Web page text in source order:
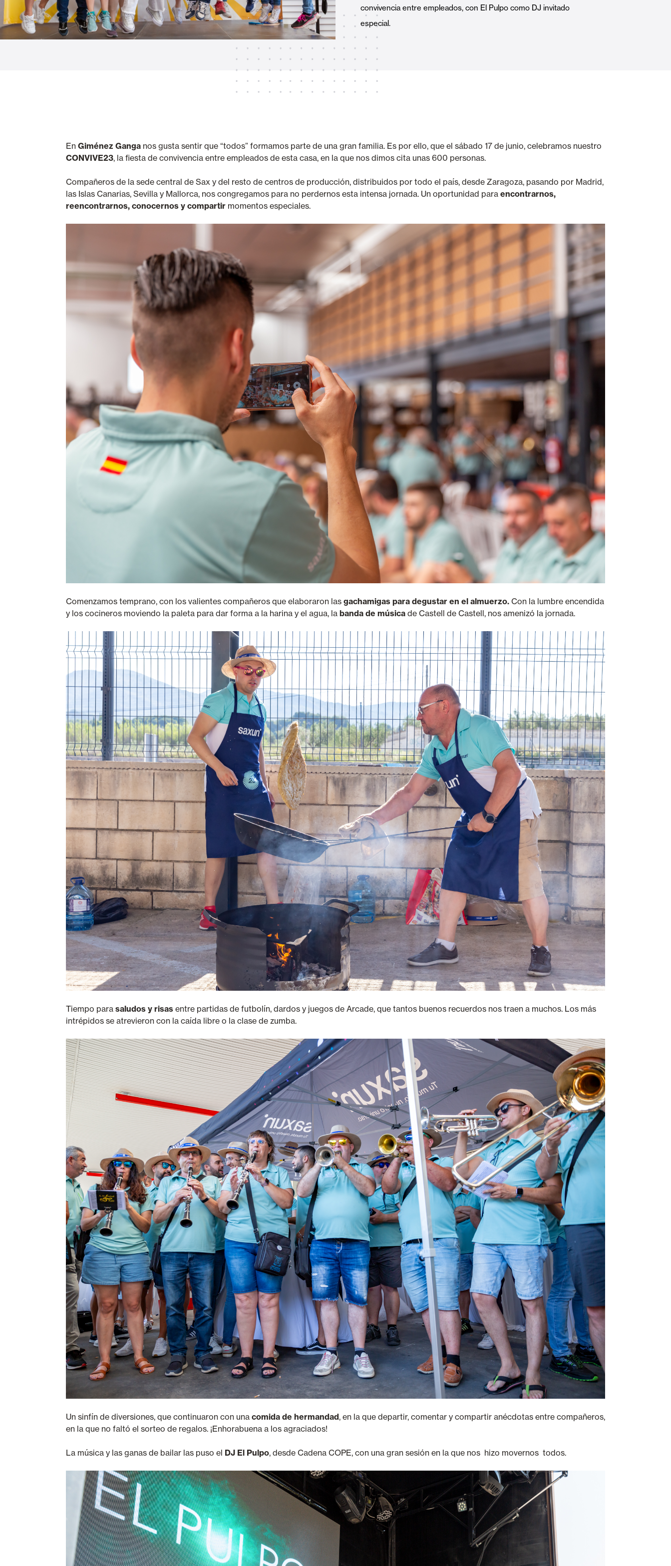
Rideaux de Verre Alicantines et Rideaux PVC Stores Portes Automatiques
VOIR TOUS LES PRODUITS
convivencia entre empleados, con El Pulpo como DJ invitado
especial.
En Giménez Ganga nos gusta sentir que “todos” formamos parte de una gran familia. Es por ello, que el sábado 17 de junio, celebramos nuestro
CONVIVE23, la fiesta de convivencia entre empleados de esta casa, en la que nos dimos cita unas 600 personas.
Compañeros de la sede central de Sax y del resto de centros de producción, distribuidos por todo el país, desde Zaragoza, pasando por Madrid,
las Islas Canarias, Sevilla y Mallorca, nos congregamos para no perdernos esta intensa jornada. Un oportunidad para encontrarnos,
reencontrarnos, conocernos y compartir momentos especiales.
Comenzamos temprano, con los valientes compañeros que elaboraron las gachamigas para degustar en el almuerzo. Con la lumbre encendida
y los cocineros moviendo la paleta para dar forma a la harina y el agua, la banda de música de Castell de Castell, nos amenizó la jornada.
Tiempo para saludos y risas entre partidas de futbolín, dardos y juegos de Arcade, que tantos buenos recuerdos nos traen a muchos. Los más
intrépidos se atrevieron con la caída libre o la clase de zumba.
Un sinfín de diversiones, que continuaron con una comida de hermandad, en la que departir, comentar y compartir anécdotas entre compañeros,
en la que no faltó el sorteo de regalos. ¡Enhorabuena a los agraciados!
La música y las ganas de bailar las puso el DJ El Pulpo, desde Cadena COPE, con una gran sesión en la que nos hizo movernos todos.